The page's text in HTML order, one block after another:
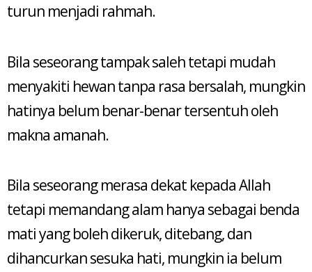
turun menjadi rahmah.
Bila seseorang tampak saleh tetapi mudah
menyakiti hewan tanpa rasa bersalah, mungkin
hatinya belum benar-benar tersentuh oleh
makna amanah.
Bila seseorang merasa dekat kepada Allah
tetapi memandang alam hanya sebagai benda
mati yang boleh dikeruk, ditebang, dan
dihancurkan sesuka hati, mungkin ia belum